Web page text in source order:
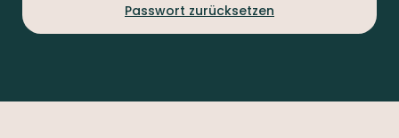
Passwort zurücksetzen